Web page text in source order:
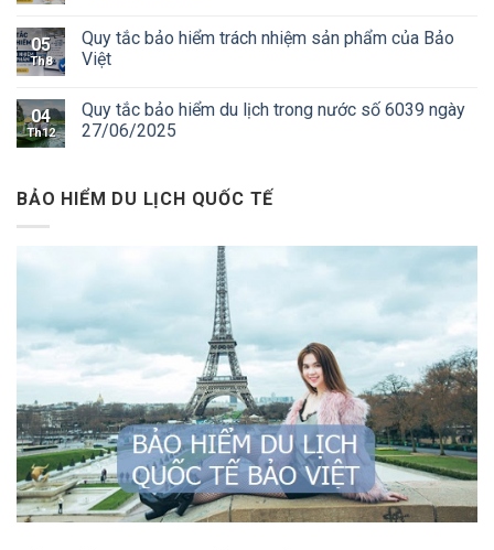
05
Th8
Quy tắc bảo hiểm trách nhiệm sản phẩm của Bảo
Việt
04
Th12
Quy tắc bảo hiểm du lịch trong nước số 6039 ngày
27/06/2025
BẢO HIỂM DU LỊCH QUỐC TẾ